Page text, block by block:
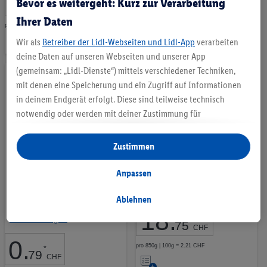
25 CHF
pro 200g (Abtropfgewicht) | 100g = 0.63 CHF
Auf
die
Merkliste
die
Merkliste
0.79 *
CHF
Knorr Bratensauce Granulat
18.75 CHF
pro 850g | 100g = 2.21 CHF
Auf
Ihrer Daten
Wir als Betreiber der Lidl-Webseiten und Lidl-App verarbeiten
deine Daten auf unseren Webseiten und unserer App
(gemeinsam: „Lidl-Dienste“) mittels verschiedener Techniken,
mit denen eine Speicherung und ein Zugriff auf Informationen
in deinem Endgerät erfolgt. Diese sind teilweise technisch
notwendig oder werden mit deiner Zustimmung für
personalisierte Werbung innerhalb und außerhalb der Lidl-
Dienste verwendet. Sofern du Teilnehmer des Lidl Plus-
Programms bist, werden für diese Zwecke auch Daten aus
Unter „Anpassen“ kannst du einzelne Verwendungszwecke
Durch einen Klick auf „Ablehnen“ kannst du nur den Einsatz
notwendiger Techniken zulassen. Durch einen Klick auf
Ablehnen
Anpassen
Zustimmen